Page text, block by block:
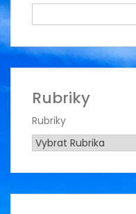
Rubriky
Rubriky